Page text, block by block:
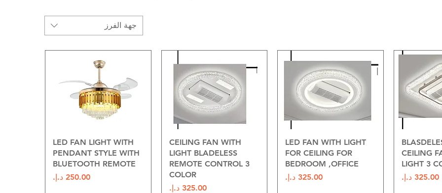
جهة الفرز
CEILING
LIGHT 3
السعر‏325.00 د.إ.‏
العرض السريع
LED FAN WITH LIGHT
FOR CEILING FOR
BEDROOM ,OFFICE
السعر
العرض السريع
CEILING FAN WITH
LIGHT BLADELESS
REMOTE CONTROL 3
COLOR
السعر‏325.00 د.إ.‏
العرض السريع
LED FAN LIGHT WITH
PENDANT STYLE WITH
BLUETOOTH REMOTE
السعر